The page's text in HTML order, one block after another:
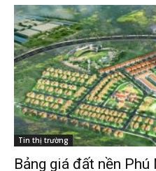
Tin thị trường
Bảng giá đất nền